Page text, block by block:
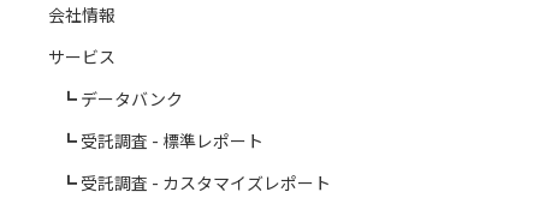
会社情報
サービス
データバンク
受託調査 - 標準レポート
受託調査 - カスタマイズレポート